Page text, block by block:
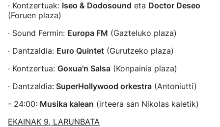
· Kontzertuak: Iseo & Dodosound eta Doctor Deseo
(Foruen plaza)
· Sound Fermin: Europa FM (Gazteluko plaza)
· Dantzaldia: Euro Quintet (Gurutzeko plaza)
· Kontzertua: Goxua'n Salsa (Konpainia plaza)
· Dantzaldia: SuperHollywood orkestra (Antoniutti)
- 24:00: Musika kalean (irteera san Nikolas kaletik)
EKAINAK 9, LARUNBATA